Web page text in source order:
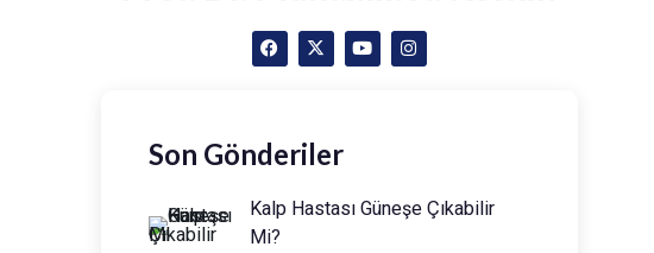
Son Gönderiler
Kalp Hastası Güneşe Çıkabilir
Mi?